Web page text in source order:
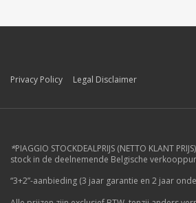
Privacy Policy Legal Disclaimer
*PIAGGIO STOCKDEALPRIJS (NETTO
stock in de deelnemende Belgische
“3+2”-aanbieding (3 jaar garantie en 2 jaar